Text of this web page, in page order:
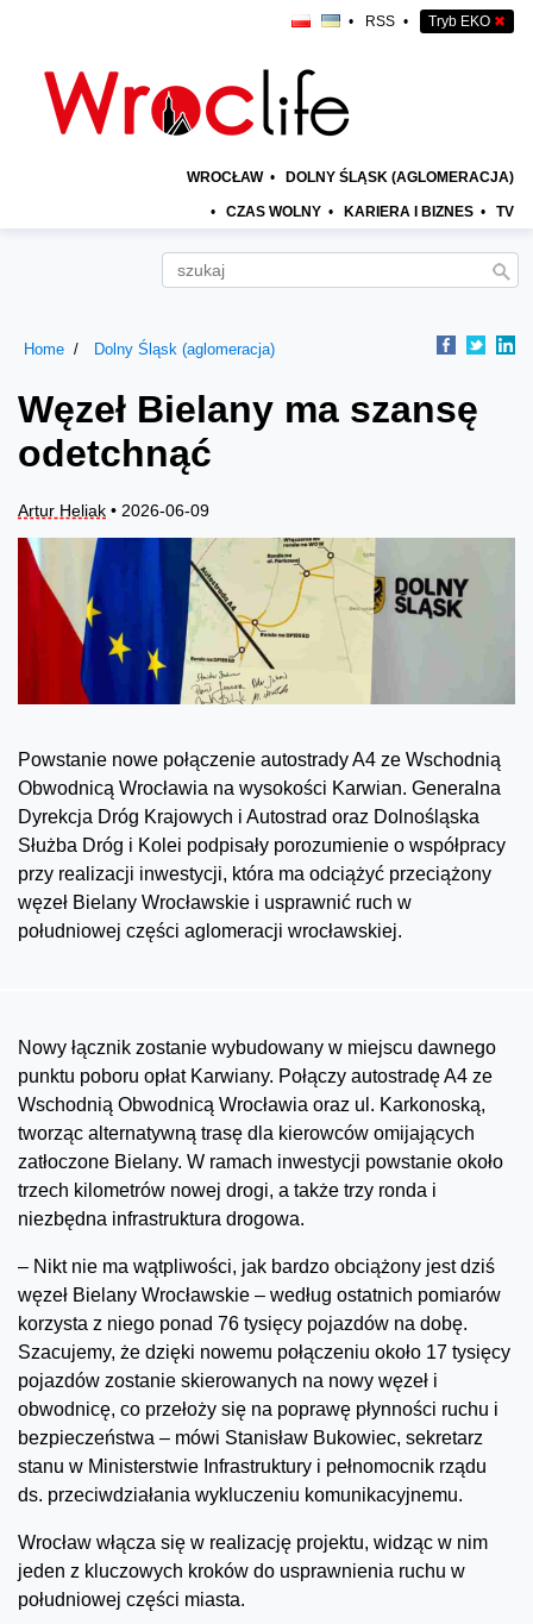
• RSS • Tryb EKO ✖
WROCŁAW • DOLNY ŚLĄSK (AGLOMERACJA)
• CZAS WOLNY • KARIERA I BIZNES • TV
Home Dolny Śląsk (aglomeracja)
Węzeł Bielany ma szansę
odetchnąć
Artur Heliak • 2026-06-09
Powstanie nowe połączenie autostrady A4 ze Wschodnią
Obwodnicą Wrocławia na wysokości Karwian. Generalna
Dyrekcja Dróg Krajowych i Autostrad oraz Dolnośląska
Służba Dróg i Kolei podpisały porozumienie o współpracy
przy realizacji inwestycji, która ma odciążyć przeciążony
węzeł Bielany Wrocławskie i usprawnić ruch w
południowej części aglomeracji wrocławskiej.
Nowy łącznik zostanie wybudowany w miejscu dawnego
punktu poboru opłat Karwiany. Połączy autostradę A4 ze
Wschodnią Obwodnicą Wrocławia oraz ul. Karkonoską,
tworząc alternatywną trasę dla kierowców omijających
zatłoczone Bielany. W ramach inwestycji powstanie około
trzech kilometrów nowej drogi, a także trzy ronda i
niezbędna infrastruktura drogowa.
– Nikt nie ma wątpliwości, jak bardzo obciążony jest dziś
węzeł Bielany Wrocławskie – według ostatnich pomiarów
korzysta z niego ponad 76 tysięcy pojazdów na dobę.
Szacujemy, że dzięki nowemu połączeniu około 17 tysięcy
pojazdów zostanie skierowanych na nowy węzeł i
obwodnicę, co przełoży się na poprawę płynności ruchu i
bezpieczeństwa – mówi Stanisław Bukowiec, sekretarz
stanu w Ministerstwie Infrastruktury i pełnomocnik rządu
ds. przeciwdziałania wykluczeniu komunikacyjnemu.
Wrocław włącza się w realizację projektu, widząc w nim
jeden z kluczowych kroków do usprawnienia ruchu w
południowej części miasta.